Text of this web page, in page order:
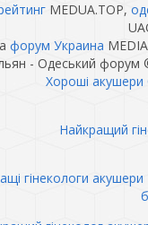
MEDUA.TOP,
форум Украина
- Одеський форум
Хороші акушери
Найкращий
гінекологи